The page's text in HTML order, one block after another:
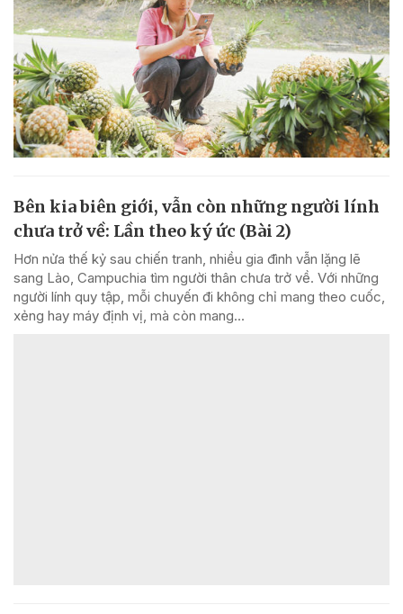
Bên kia biên giới, vẫn còn những người lính
chưa trở về: Lần theo ký ức (Bài 2)
Hơn nửa thế kỷ sau chiến tranh, nhiều gia đình vẫn lặng lẽ
sang Lào, Campuchia tìm người thân chưa trở về. Với những
người lính quy tập, mỗi chuyến đi không chỉ mang theo cuốc,
xẻng hay máy định vị, mà còn mang...